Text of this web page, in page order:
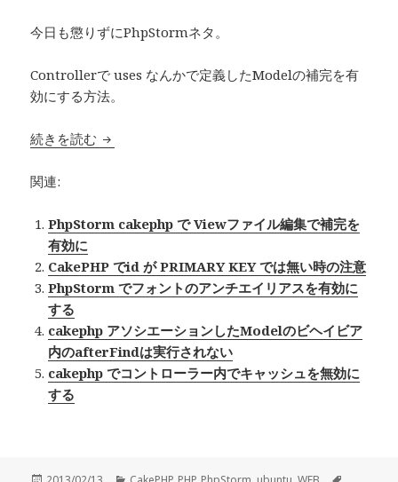
今日も懲りずにPhpStormネタ。
Controllerで uses なんかで定義したModelの補完を有
効にする方法。
続きを読む PhpStorm cakephp Controller で Model の補
関連:
PhpStorm cakephp で Viewファイル編集で補完を
有効に
CakePHP でid が PRIMARY KEY では無い時の注意
PhpStorm でフォントのアンチエイリアスを有効に
する
cakephp アソシエーションしたModelのビヘイビア
内のafterFindは実行されない
cakephp でコントローラー内でキャッシュを無効に
する